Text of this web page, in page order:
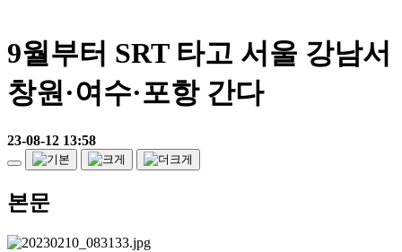
9월부터 SRT 타고 서울 강남서
창원·여수·포항 간다
23-08-12 13:58
본문